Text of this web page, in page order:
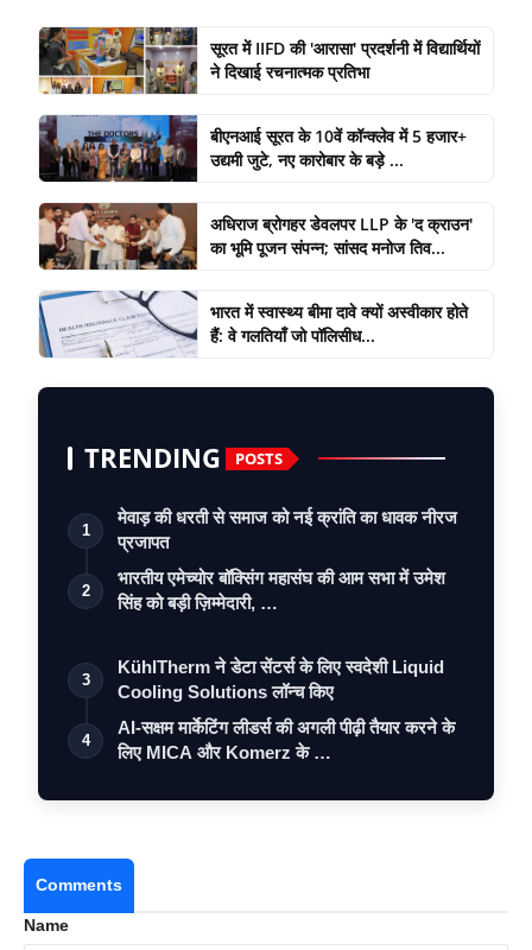
सूरत में IIFD की 'आरासा' प्रदर्शनी में विद्यार्थियों
ने दिखाई रचनात्मक प्रतिभा
बीएनआई सूरत के 10वें कॉन्क्लेव में 5 हजार+
उद्यमी जुटे, नए कारोबार के बड़े ...
अधिराज ब्रोगहर डेवलपर LLP के 'द क्राउन'
का भूमि पूजन संपन्न; सांसद मनोज तिव...
भारत में स्वास्थ्य बीमा दावे क्यों अस्वीकार होते
हैं: वे गलतियाँ जो पॉलिसीध...
TRENDING POSTS
1
मेवाड़ की धरती से समाज को नई क्रांति का धावक नीरज
प्रजापत
2
भारतीय एमेच्योर बॉक्सिंग महासंघ की आम सभा में उमेश
सिंह को बड़ी ज़िम्मेदारी, …
3
KühlTherm ने डेटा सेंटर्स के लिए स्वदेशी Liquid
Cooling Solutions लॉन्च किए
4
AI-सक्षम मार्केटिंग लीडर्स की अगली पीढ़ी तैयार करने के
लिए MICA और Komerz के …
Comments
Name